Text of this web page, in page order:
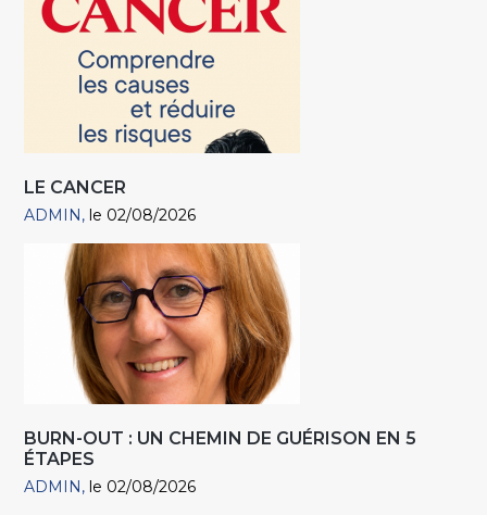
LE CANCER
ADMIN le 02/08/2026
BURN-OUT : UN CHEMIN DE GUÉRISON EN 5
ÉTAPES
ADMIN le 02/08/2026